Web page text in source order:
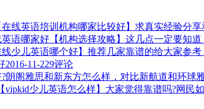
在线英语培训机构哪家比较好】求真实经验分
语哪家好【机构选择攻略】这几点一定要知道
线少儿英语哪个好】推荐几家靠谱的给大家参考
2016-11-229评论
朗阁雅思和新东方怎么样，对比新航道和环球
【vipkid少儿英语怎么样】大家觉得靠谱吗?网民